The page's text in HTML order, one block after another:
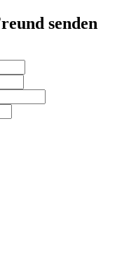
senden